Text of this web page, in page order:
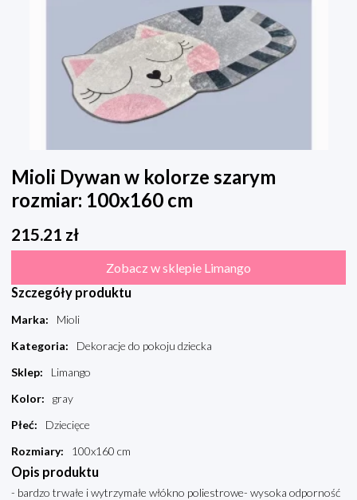
Mioli Dywan w kolorze szarym
rozmiar: 100x160 cm
215.21 zł
Zobacz w sklepie Limango
Szczegóły produktu
Marka:
Mioli
Kategoria:
Dekoracje do pokoju dziecka
Sklep:
Limango
Kolor:
gray
Płeć:
Dziecięce
Rozmiary: 100x160 cm
Opis produktu
- bardzo trwałe i wytrzymałe włókno poliestrowe- wysoka odporność